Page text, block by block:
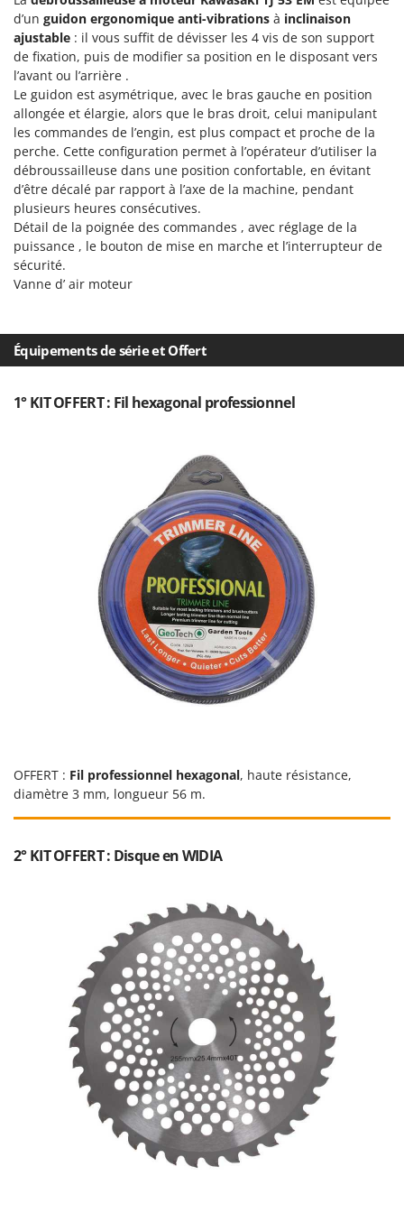
Oriental Koshin
Outdoorchef
P
Palazzetti
Palumbo Pavi
Partisani
Paterlini
Philips
Pramac
Prismafood
R
Rato
Reber
Resto Italia
River Systems
Robomow
Rossofuoco
Rover Pompe
Royal Food
Schnitzer
Seven Italy
Smartwood
Smeg
Snapper
Solidur
Spice Electronics
Spiralmac
Spring Protezione
d’un guidon ergonomique anti-vibrations à inclinaison
ajustable : il vous suffit de dévisser les 4 vis de son support
de fixation, puis de modifier sa position en le disposant vers
l’avant ou l’arrière .
Le guidon est asymétrique, avec le bras gauche en position
allongée et élargie, alors que le bras droit, celui manipulant
les commandes de l’engin, est plus compact et proche de la
perche. Cette configuration permet à l’opérateur d’utiliser la
débroussailleuse dans une position confortable, en évitant
d’être décalé par rapport à l’axe de la machine, pendant
plusieurs heures consécutives.
Détail de la poignée des commandes , avec réglage de la
puissance , le bouton de mise en marche et l’interrupteur de
sécurité.
Vanne d’ air moteur
Équipements de série et Offert
1° KIT OFFERT : Fil hexagonal professionnel
OFFERT : Fil professionnel hexagonal, haute résistance,
diamètre 3 mm, longueur 56 m.
2° KIT OFFERT : Disque en WIDIA